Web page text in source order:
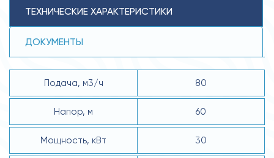
ТЕХНИЧЕСКИЕ ХАРАКТЕРИСТИКИ
ДОКУМЕНТЫ
Подача, м3/ч 80
Напор, м 60
Мощность, кВт 30